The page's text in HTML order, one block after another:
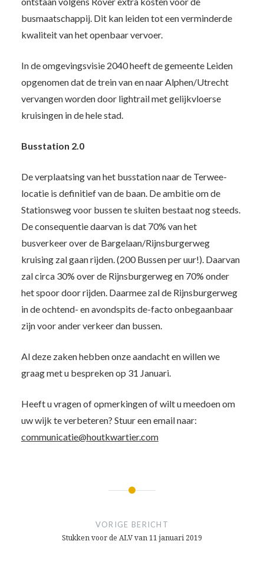
busmaatschappij. Dit kan leiden tot een verminderde
kwaliteit van het openbaar vervoer.
In de omgevingsvisie 2040 heeft de gemeente Leiden
opgenomen dat de trein van en naar Alphen/Utrecht
vervangen worden door lightrail met gelijkvloerse
kruisingen in de hele stad.
Busstation 2.0
De verplaatsing van het busstation naar de Terwee-
locatie is definitief van de baan. De ambitie om de
Stationsweg voor bussen te sluiten bestaat nog steeds.
De consequentie daarvan is dat 70% van het
busverkeer over de Bargelaan/Rijnsburgerweg
kruising zal gaan rijden. (200 Bussen per uur!). Daarvan
zal circa 30% over de Rijnsburgerweg en 70% onder
het spoor door rijden. Daarmee zal de Rijnsburgerweg
in de ochtend- en avondspits de-facto onbegaanbaar
zijn voor ander verkeer dan bussen.
Al deze zaken hebben onze aandacht en willen we
graag met u bespreken op 31 Januari.
Heeft u vragen of opmerkingen of wilt u meedoen om
uw wijk te verbeteren? Stuur een email naar:
communicatie@houtkwartier.com
VORIGE BERICHT
Stukken voor de ALV van 11 januari 2019